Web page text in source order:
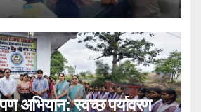
अभियान: स्वच्छ पर्यावरण